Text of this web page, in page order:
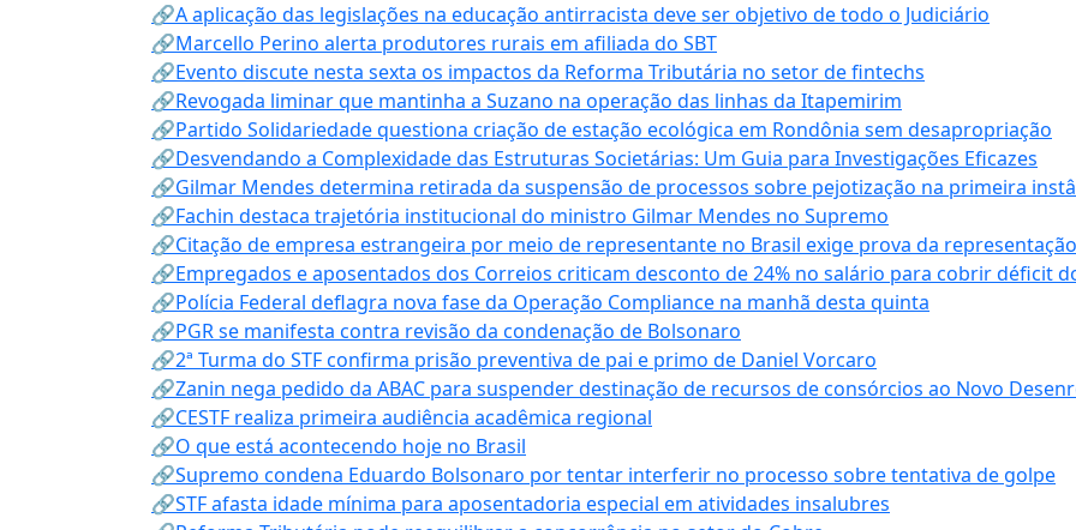
🔗A aplicação das legislações na educação antirracista deve ser objetivo de todo o Judiciário
🔗Marcello Perino alerta produtores rurais em afiliada do SBT
🔗Evento discute nesta sexta os impactos da Reforma Tributária no setor de fintechs
🔗Revogada liminar que mantinha a Suzano na operação das linhas da Itapemirim
🔗Partido Solidariedade questiona criação de estação ecológica em Rondônia sem desapropriação
🔗Desvendando a Complexidade das Estruturas Societárias: Um Guia para Investigações Eficazes
🔗Gilmar Mendes determina retirada da suspensão de processos sobre pejotização na primeira
🔗Fachin destaca trajetória institucional do ministro Gilmar Mendes no Supremo
🔗Citação de empresa estrangeira por meio de representante no Brasil exige prova da representação
🔗Empregados e aposentados dos Correios criticam desconto de 24% no salário para cobrir déficit
🔗Polícia Federal deflagra nova fase da Operação Compliance na manhã desta quinta
🔗PGR se manifesta contra revisão da condenação de Bolsonaro
🔗2ª Turma do STF confirma prisão preventiva de pai e primo de Daniel Vorcaro
🔗Zanin nega pedido da ABAC para suspender destinação de recursos de consórcios ao Novo
🔗CESTF realiza primeira audiência acadêmica regional
🔗O que está acontecendo hoje no Brasil
🔗Supremo condena Eduardo Bolsonaro por tentar interferir no processo sobre tentativa de golpe
🔗STF afasta idade mínima para aposentadoria especial em atividades insalubres